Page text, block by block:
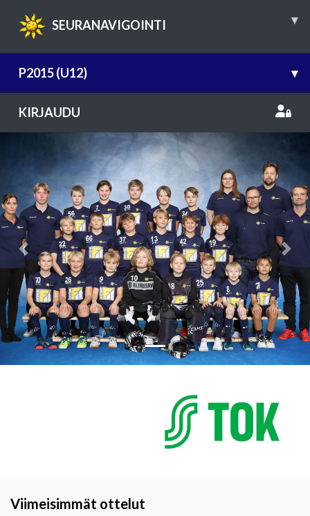
SEURANAVIGOINTI ▾
P2015 (U12) ▾
KIRJAUDU
Previous
Viimeisimmät ottelut